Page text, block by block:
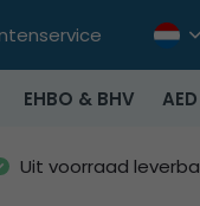
EHBO & BHV
Uit voorraad